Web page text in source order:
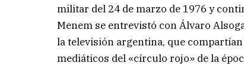
militar del 24 de marzo de 1976 y
Menem se entrevistó con Álvaro
la televisión argentina, que
mediáticos del «círculo rojo» de la